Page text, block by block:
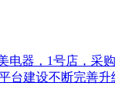
器，1号店，
建设不断完善